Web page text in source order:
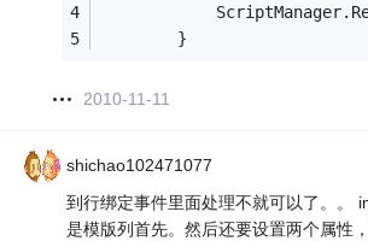
        }
2010-11-11
shichao102471077
到行绑定事件里面处理不就可以了。。
是模版列首先。然后还要设置两个属性